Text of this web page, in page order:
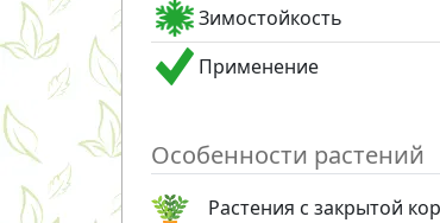
Зимостойкость
Применение
Особенности растений
Растения с закрытой